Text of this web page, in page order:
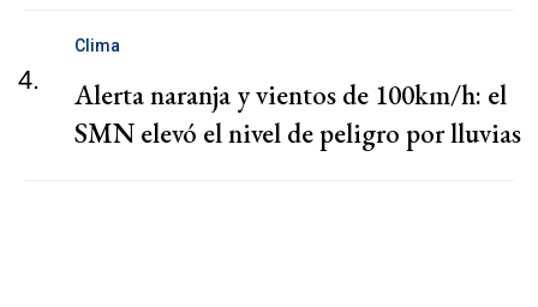
4.
Clima
Alerta naranja y vientos de 100km/h: el
SMN elevó el nivel de peligro por lluvias